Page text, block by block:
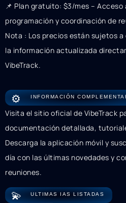
📌 Plan gratuito: $3/mes –
programación y coordinación de
Nota : Los precios están sujetos
la información actualizada
VibeTrack.
⚙️ INFORMACIÓN
Visita el sitio oficial de VibeTrack
documentación detallada,
Descarga la aplicación móvil y
día con las últimas novedades y
reuniones.
💫 ULTIMAS IAS LISTADAS